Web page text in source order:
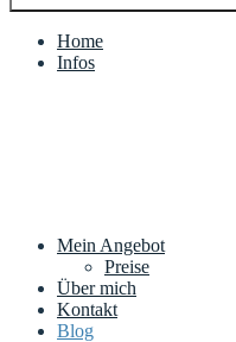
Home
Infos
Mein Angebot
Preise
Über mich
Kontakt
Blog